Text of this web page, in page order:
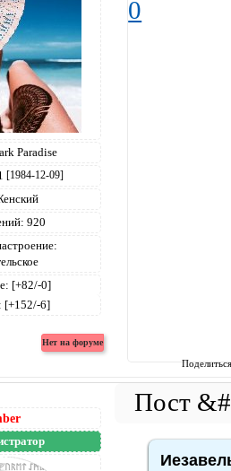
Paradise
[1984-12-09]
920
[+82/-0]
[+152/-6]
0